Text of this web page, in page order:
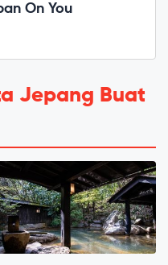
On You
Jepang Buat